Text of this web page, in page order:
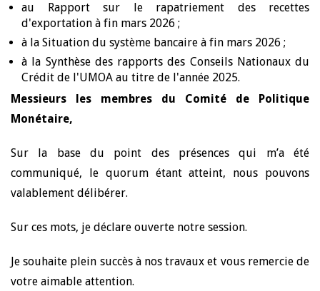
au Rapport sur le rapatriement des recettes
d'exportation à fin mars 2026 ;
à la Situation du système bancaire à fin mars 2026 ;
à la Synthèse des rapports des Conseils Nationaux du
Crédit de l'UMOA au titre de l'année 2025.
Messieurs les membres du Comité de Politique
Monétaire,
Sur la base du point des présences qui m’a été
communiqué, le quorum étant atteint, nous pouvons
valablement délibérer.
Sur ces mots, je déclare ouverte notre session.
Je souhaite plein succès à nos travaux et vous remercie de
votre aimable attention.